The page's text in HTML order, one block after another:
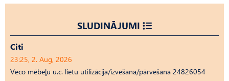
SLUDINĀJUMI
Citi
23:25, 2. Aug, 2026
Veco mēbeļu u.c. lietu utilizācija/izvešana/pārvešana 24826054